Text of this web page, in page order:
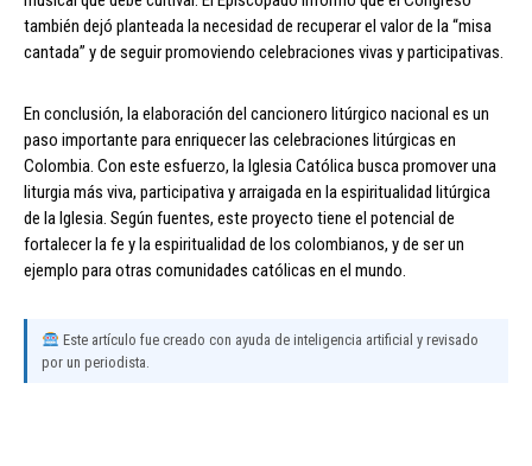
también dejó planteada la necesidad de recuperar el valor de la “misa
cantada” y de seguir promoviendo celebraciones vivas y participativas.
En conclusión, la elaboración del cancionero litúrgico nacional es un
paso importante para enriquecer las celebraciones litúrgicas en
Colombia. Con este esfuerzo, la Iglesia Católica busca promover una
liturgia más viva, participativa y arraigada en la espiritualidad litúrgica
de la Iglesia. Según fuentes, este proyecto tiene el potencial de
fortalecer la fe y la espiritualidad de los colombianos, y de ser un
ejemplo para otras comunidades católicas en el mundo.
Este artículo fue creado con ayuda de inteligencia artificial y revisado
por un periodista.